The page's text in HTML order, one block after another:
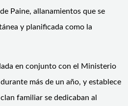
Paine, allanamientos que se
y planificada como la
en conjunto con el Ministerio
más de un año, y establece
familiar se dedicaban al